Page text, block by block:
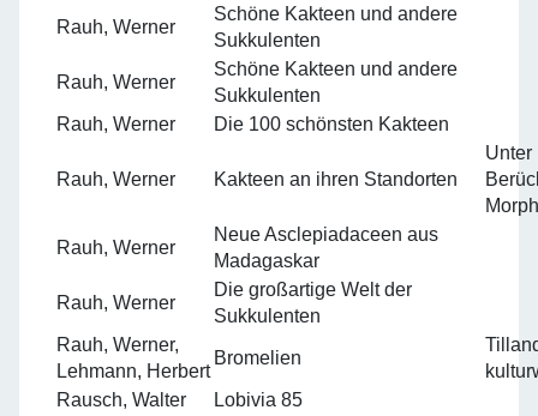
Rauh, Werner
Schöne Kakteen und andere
Sukkulenten
Rauh, Werner
Schöne Kakteen und andere
Sukkulenten
Rauh, Werner
Die 100 schönsten Kakteen
Rauh, Werner Kakteen an ihren Standorten
Unter
Rauh, Werner
Neue Asclepiadaceen aus
Madagaskar
Rauh, Werner
Die großartige Welt der
Sukkulenten
Rauh, Werner,
Lehmann, Herbert
Bromelien
Rausch, Walter
Lobivia 85